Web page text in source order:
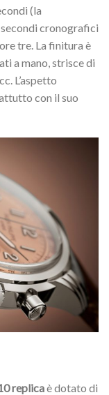
(la
secondi cronografici
tre. La finitura è
a mano, strisce di
L’aspetto
con il suo
replicaè dotato di